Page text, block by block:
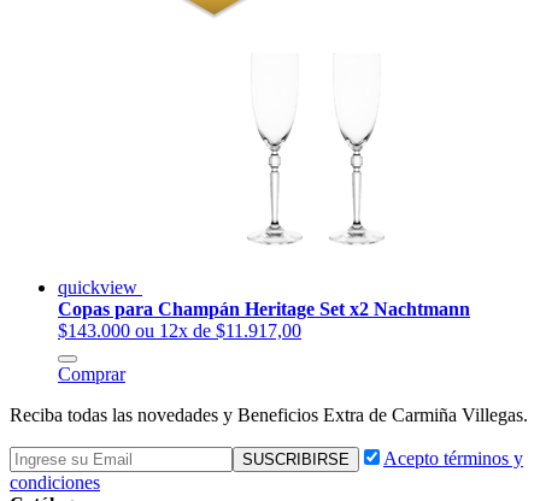
quickview
Copas para Champán Heritage Set x2 Nachtmann
$143.000 ou 12x de $11.917,00
Comprar
Reciba todas las novedades y Beneficios Extra de Carmiña Villegas.
Acepto términos y
condiciones